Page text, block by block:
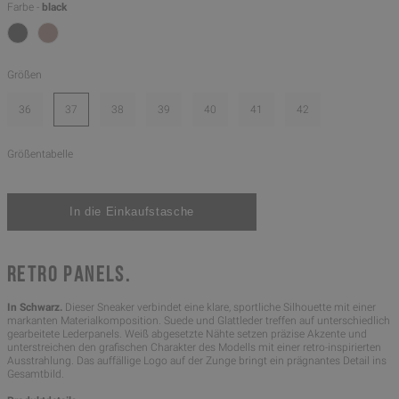
Farbe - black
Größen
36 37 38 39 40 41 42
Größentabelle
RETRO PANELS.
In Schwarz. Dieser Sneaker verbindet eine klare, sportliche Silhouette mit einer
markanten Materialkomposition. Suede und Glattleder treffen auf unterschiedlich
gearbeitete Lederpanels. Weiß abgesetzte Nähte setzen präzise Akzente und
unterstreichen den grafischen Charakter des Modells mit einer retro-inspirierten
Ausstrahlung. Das auffällige Logo auf der Zunge bringt ein prägnantes Detail ins
Gesamtbild.